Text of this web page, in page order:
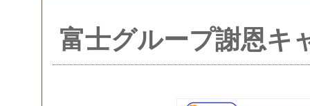
富士グループ謝恩キ